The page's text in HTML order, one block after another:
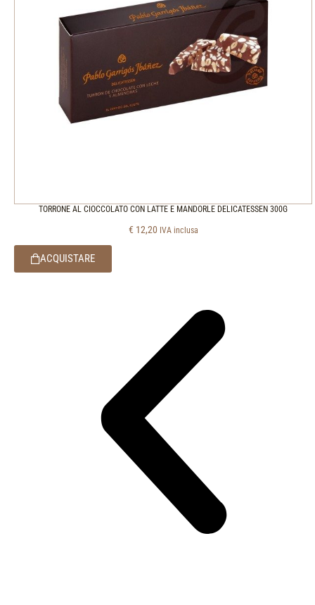
TORRONE AL CIOCCOLATO CON LATTE E MANDORLE DELICATESSEN 300G
€ 12,20 IVA inclusa
ACQUISTARE